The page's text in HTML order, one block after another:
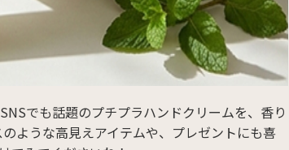
でも話題のプチプラハンドクリームを、香り
ような高見えアイテムや、プレゼントにも喜